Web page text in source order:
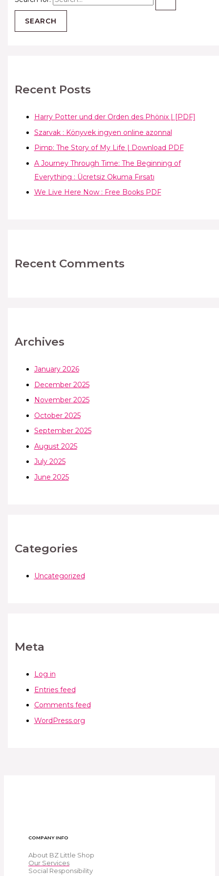
Recent Posts
Harry Potter und der Orden des Phönix | [PDF]
Szarvak : Könyvek ingyen online azonnal
Pimp: The Story of My Life | Download PDF
A Journey Through Time: The Beginning of
Everything : Ücretsiz Okuma Fırsatı
We Live Here Now : Free Books PDF
Recent Comments
Archives
January 2026
December 2025
November 2025
October 2025
September 2025
August 2025
July 2025
June 2025
Categories
Uncategorized
Meta
Log in
Entries feed
Comments feed
WordPress.org
COMPANY INFO
About BZ Little Shop
Our Services
Social Responsibility